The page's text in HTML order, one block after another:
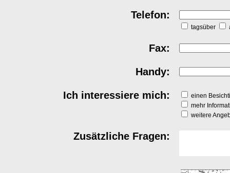
Telefon:
tagsüber
Fax:
Handy:
Ich interessiere mich:
einen
mehr
weitere
Zusätzliche Fragen: